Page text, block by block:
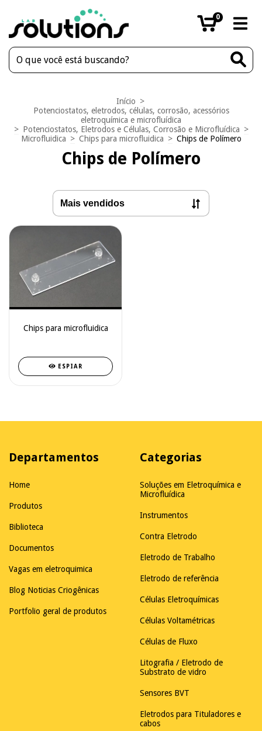
0
Início >
Potenciostatos, eletrodos, células, corrosão, acessórios
eletroquímica e microfluídica
> Potenciostatos, Eletrodos e Células, Corrosão e Microfluídica >
Microfluidica > Chips para microfluidica > Chips de Polímero
Chips de Polímero
Chips para microfluidica
ESPIAR
Departamentos
Home
Produtos
Biblioteca
Documentos
Vagas em eletroquimica
Blog Noticias Criogênicas
Portfolio geral de produtos
Categorias
Soluções em Eletroquímica e
Microfluídica
Instrumentos
Contra Eletrodo
Eletrodo de Trabalho
Eletrodo de referência
Células Eletroquímicas
Células Voltamétricas
Células de Fluxo
Litografia / Eletrodo de
Substrato de vidro
Sensores BVT
Eletrodos para Tituladores e
cabos